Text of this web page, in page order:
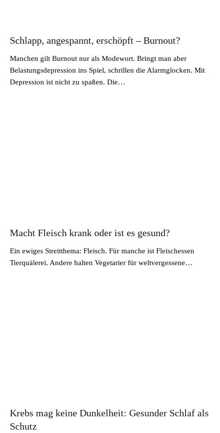
Schlapp, angespannt, erschöpft – Burnout?
Manchen gilt Burnout nur als Modewort. Bringt man aber
Belastungsdepression ins Spiel, schrillen die Alarmglocken. Mit
Depression ist nicht zu spaßen. Die…
Macht Fleisch krank oder ist es gesund?
Ein ewiges Streitthema: Fleisch. Für manche ist Fleischessen
Tierquälerei. Andere halten Vegetarier für weltvergessene…
Krebs mag keine Dunkelheit: Gesunder Schlaf als
Schutz